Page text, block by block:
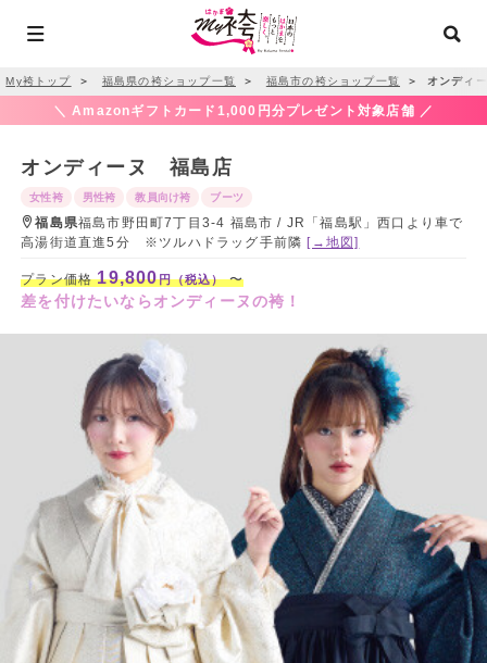
My袴トップ ＞ 福島県の袴ショップ一覧 ＞ 福島市の袴ショップ一覧 ＞ オンディ
＼ Amazonギフトカード1,000円分プレゼント対象店舗 ／
オンディーヌ 福島店
女性袴 男性袴 教員向け袴 ブーツ
福島県福島市野田町7丁目3-4 福島市 / JR「福島駅」西口より車で
高湯街道直進5分 ※ツルハドラッグ手前隣[→地図]
プラン価格19,800円（税込）〜
差を付けたいならオンディーヌの袴！